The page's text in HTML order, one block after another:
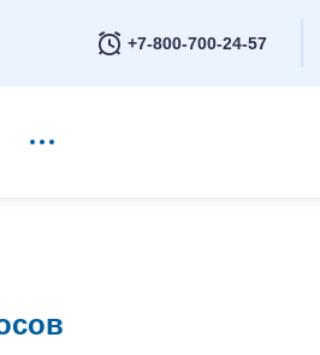
+7-800-700-24-57